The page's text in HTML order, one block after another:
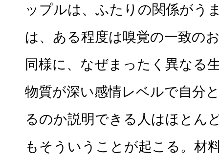
ップルは、ふたりの関係がう
は、ある程度は嗅覚の一致の
同様に、なぜまったく異なる
物質が深い感情レベルで自分
るのか説明できる人はほとん
もそういうことが起こる。材